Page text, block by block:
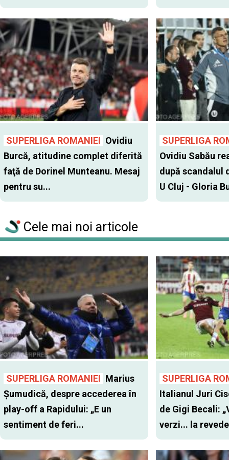
SUPERLIGA ROMANIEI Ovidiu
Burcă, atitudine complet diferită
faţă de Dorinel Munteanu. Mesaj
pentru su...
SUPERLIGA
Ovidiu Sabău
după scandalul
U Cluj - Gloria
Cele mai noi articole
SUPERLIGA ROMANIEI Marius
Șumudică, despre accederea în
play-off a Rapidului: „E un
sentiment de feri...
SUPERLIGA
Italianul Juri
de Gigi Becali:
verzi... la